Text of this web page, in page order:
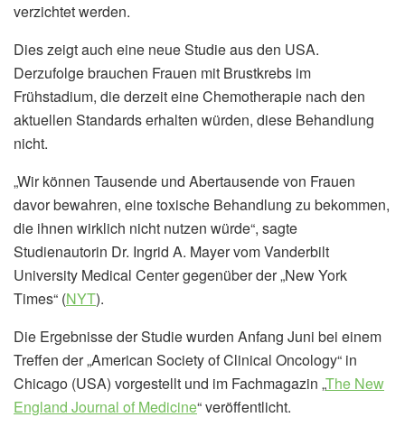
verzichtet werden.
Dies zeigt auch eine neue Studie aus den USA.
Derzufolge brauchen Frauen mit Brustkrebs im
Frühstadium, die derzeit eine Chemotherapie nach den
aktuellen Standards erhalten würden, diese Behandlung
nicht.
„Wir können Tausende und Abertausende von Frauen
davor bewahren, eine toxische Behandlung zu bekommen,
die ihnen wirklich nicht nutzen würde“, sagte
Studienautorin Dr. Ingrid A. Mayer vom Vanderbilt
University Medical Center gegenüber der „New York
Times“ (NYT).
Die Ergebnisse der Studie wurden Anfang Juni bei einem
Treffen der „American Society of Clinical Oncology“ in
Chicago (USA) vorgestellt und im Fachmagazin „The New
England Journal of Medicine“ veröffentlicht.